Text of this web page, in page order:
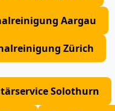
Aargau
Zürich
Solothurn